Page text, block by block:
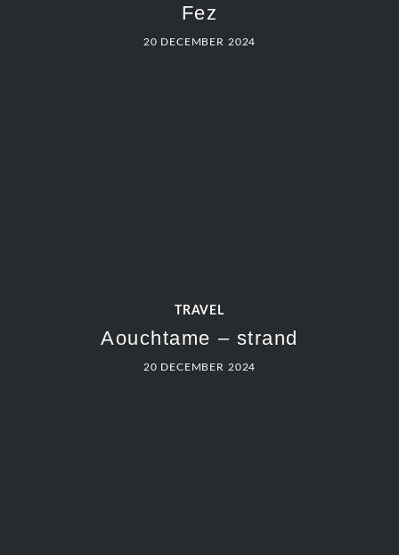
Fez
20 DECEMBER 2024
TRAVEL
Aouchtame – strand
20 DECEMBER 2024